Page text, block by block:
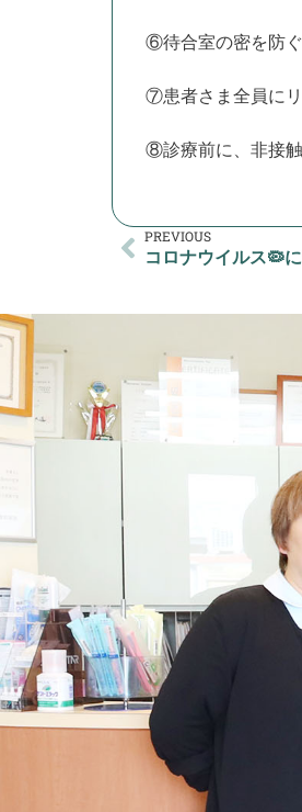
⑥待合室の密を防ぐ
⑦患者さま全員にリ
⑧診療前に、非接触
PREVIOUS
コロナウイルス🦠